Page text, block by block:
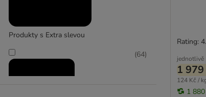
Applaws
Produkty s Extra slevou
(64) jednotlivě
1 979
124 Kč /
1
Rating: